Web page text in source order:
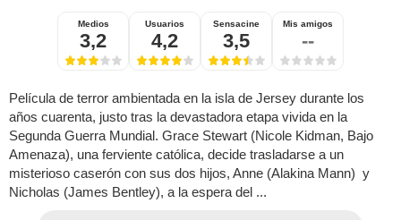
Medios
3,2
Usuarios
4,2
Sensacine
3,5
Mis amigos
--
Película de terror ambientada en la isla de Jersey durante los
años cuarenta, justo tras la devastadora etapa vivida en la
Segunda Guerra Mundial. Grace Stewart (Nicole Kidman, Bajo
Amenaza), una ferviente católica, decide trasladarse a un
misterioso caserón con sus dos hijos, Anne (Alakina Mann) y
Nicholas (James Bentley), a la espera del ...